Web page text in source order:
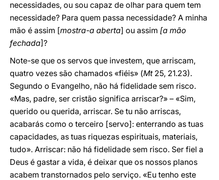
necessidades, ou sou capaz de olhar para quem tem
necessidade? Para quem passa necessidade? A minha
mão é assim [mostra-a aberta] ou assim [a mão
fechada]?
Note-se que os servos que investem, que arriscam,
quatro vezes são chamados «fiéis» (Mt25, 21.23).
Segundo o Evangelho, não há fidelidade sem risco.
«Mas, padre, ser cristão significa arriscar?» – «Sim,
querido ou querida, arriscar. Se tu não arriscas,
acabarás como o terceiro [servo]: enterrando as tuas
capacidades, as tuas riquezas espirituais, materiais,
tudo». Arriscar: não há fidelidade sem risco. Ser fiel a
Deus é gastar a vida, é deixar que os nossos planos
acabem transtornados pelo serviço. «Eu tenho este